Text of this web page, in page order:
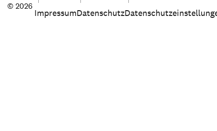
© 2026
ImpressumDatenschutz